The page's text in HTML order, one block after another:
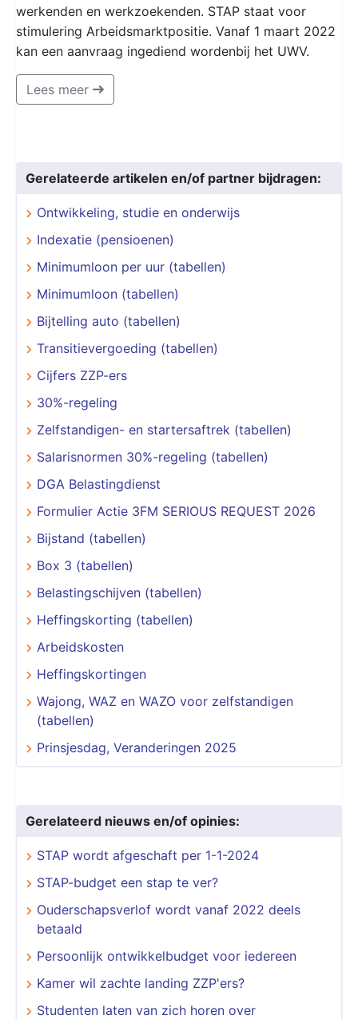
werkenden en werkzoekenden. STAP staat voor
stimulering Arbeidsmarktpositie. Vanaf 1 maart 2022
kan een aanvraag ingediend wordenbij het UWV.
Lees meer
Gerelateerde artikelen en/of partner bijdragen:
Ontwikkeling, studie en onderwijs
Indexatie (pensioenen)
Minimumloon per uur (tabellen)
Minimumloon (tabellen)
Bijtelling auto (tabellen)
Transitievergoeding (tabellen)
Cijfers ZZP-ers
30%-regeling
Zelfstandigen- en startersaftrek (tabellen)
Salarisnormen 30%-regeling (tabellen)
DGA Belastingdienst
Formulier Actie 3FM SERIOUS REQUEST 2026
Bijstand (tabellen)
Box 3 (tabellen)
Belastingschijven (tabellen)
Heffingskorting (tabellen)
Arbeidskosten
Heffingskortingen
Wajong, WAZ en WAZO voor zelfstandigen
(tabellen)
Prinsjesdag, Veranderingen 2025
Gerelateerd nieuws en/of opinies:
STAP wordt afgeschaft per 1-1-2024
STAP-budget een stap te ver?
Ouderschapsverlof wordt vanaf 2022 deels
betaald
Persoonlijk ontwikkelbudget voor iedereen
Kamer wil zachte landing ZZP'ers?
Studenten laten van zich horen over